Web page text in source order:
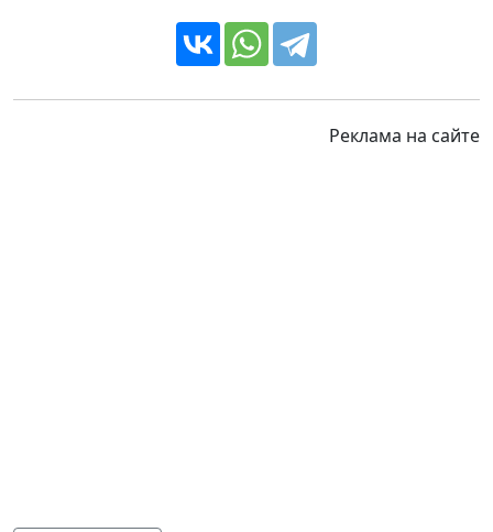
Реклама на сайте